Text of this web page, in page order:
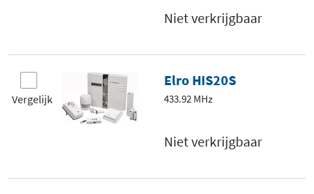
Niet verkrijgbaar
Vergelijk
Elro HIS20S
433.92 MHz
Niet verkrijgbaar